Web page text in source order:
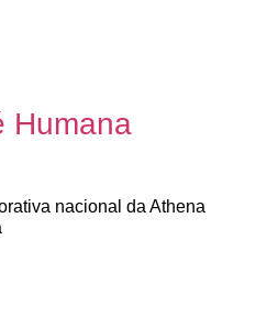
Humana
nacional da Athena